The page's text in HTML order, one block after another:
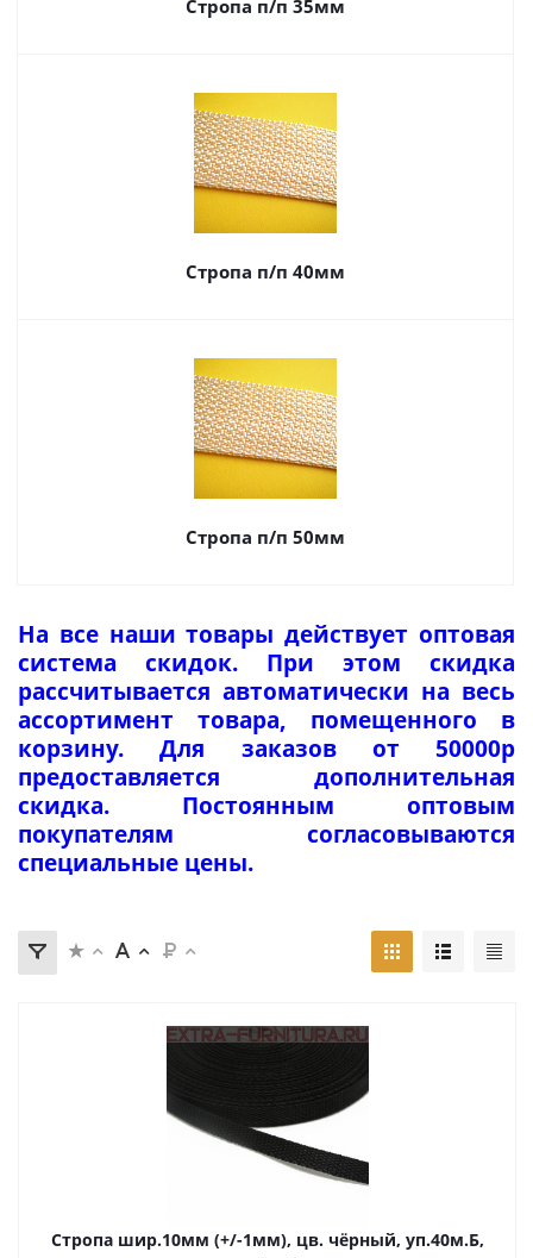
Стропа п/п 35мм
Стропа п/п 40мм
Стропа п/п 50мм
На все наши товары действует оптовая
система скидок. При этом скидка
рассчитывается автоматически на весь
ассортимент товара, помещенного в
корзину. Для заказов от 50000р
предоставляется дополнительная
скидка. Постоянным оптовым
покупателям согласовываются
специальные цены.
Стропа шир.10мм (+/-1мм), цв. чёрный, уп.40м.Б,